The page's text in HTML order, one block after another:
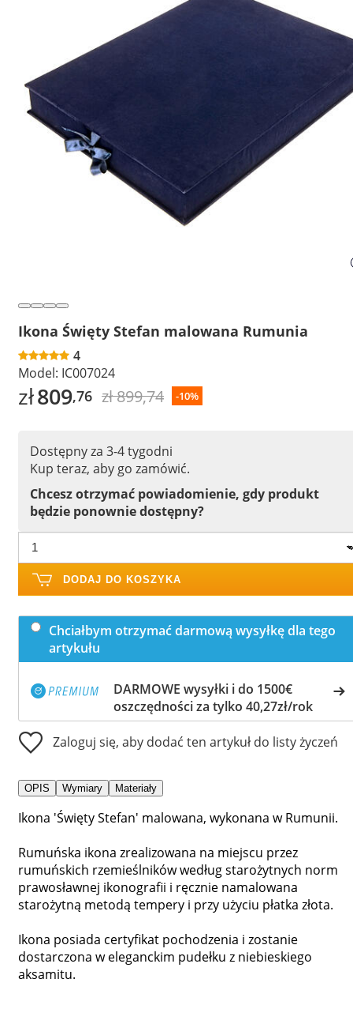
Ikona Święty Stefan malowana Rumunia
4
Model: IC007024
zł809,76 zł 899,74 -10%
Dostępny za 3-4 tygodni
Kup teraz, aby go zamówić.
Chcesz otrzymać powiadomienie, gdy produkt
będzie ponownie dostępny?
DODAJ DO KOSZYKA
Chciałbym otrzymać darmową wysyłkę dla tego
artykułu
DARMOWE wysyłki i do 1500€
oszczędności za tylko 40,27zł/rok
Zaloguj się, aby dodać ten artykuł do listy życzeń
OPIS Wymiary Materiały
Ikona 'Święty Stefan' malowana, wykonana w Rumunii.
Rumuńska ikona zrealizowana na miejscu przez
rumuńskich rzemieślników według starożytnych norm
prawosławnej ikonografii i ręcznie namalowana
starożytną metodą tempery i przy użyciu płatka złota.
Ikona posiada certyfikat pochodzenia i zostanie
dostarczona w eleganckim pudełku z niebieskiego
aksamitu.